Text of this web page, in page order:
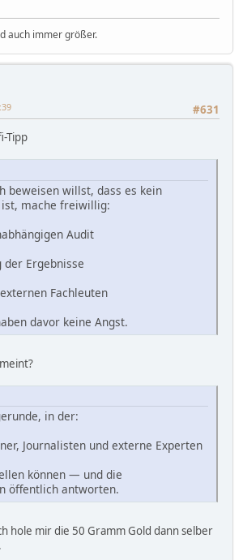
auch immer größer.
#631
Tipp
beweisen willst, dass es kein
mache freiwillig:
Audit
Ergebnisse
Fachleuten
davor keine Angst.
in der:
Journalisten und externe Experten
können — und die
öffentlich antworten.
hole mir die 50 Gramm Gold dann selber